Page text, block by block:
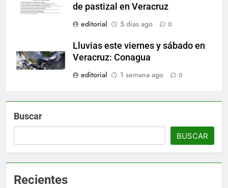
de pastizal en Veracruz
editorial
5 días ago 0
Lluvias este viernes y sábado en
Veracruz: Conagua
editorial
1 semana ago 0
Buscar
BUSCAR
Recientes